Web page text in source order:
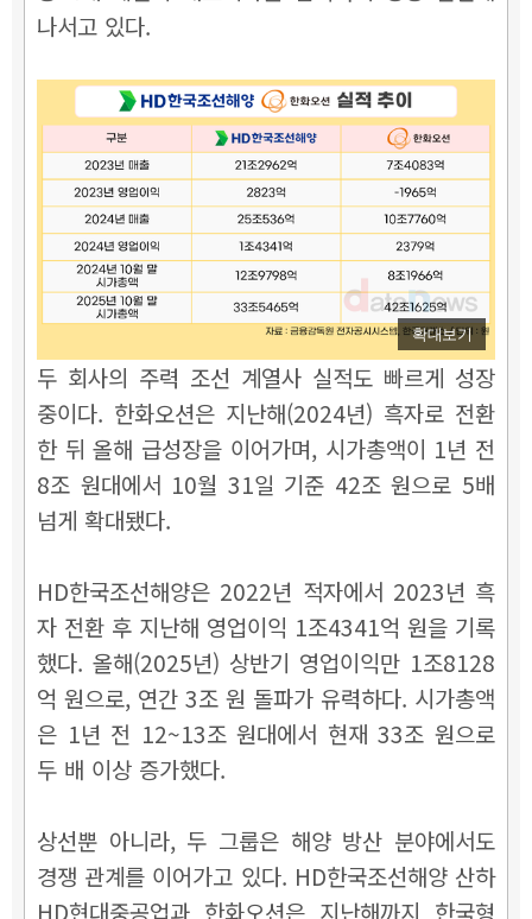
나서고 있다.
확대보기
두 회사의 주력 조선 계열사 실적도 빠르게 성장
중이다. 한화오션은 지난해(2024년) 흑자로 전환
한 뒤 올해 급성장을 이어가며, 시가총액이 1년 전
8조 원대에서 10월 31일 기준 42조 원으로 5배
넘게 확대됐다.
HD한국조선해양은 2022년 적자에서 2023년 흑
자 전환 후 지난해 영업이익 1조4341억 원을 기록
했다. 올해(2025년) 상반기 영업이익만 1조8128
억 원으로, 연간 3조 원 돌파가 유력하다. 시가총액
은 1년 전 12~13조 원대에서 현재 33조 원으로
두 배 이상 증가했다.
상선뿐 아니라, 두 그룹은 해양 방산 분야에서도
경쟁 관계를 이어가고 있다. HD한국조선해양 산하
HD현대중공업과 한화오션은 지난해까지 한국형